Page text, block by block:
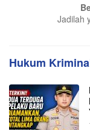
Jadilah
Hukum